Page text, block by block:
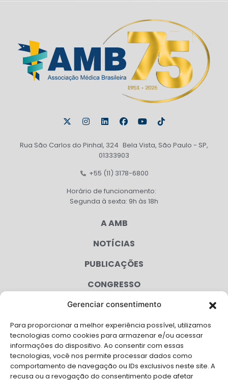
Gerenciar consentimento
Para proporcionar a melhor experiência possível, utilizamos
tecnologias como cookies para armazenar e/ou acessar
informações do dispositivo. Ao consentir com essas
tecnologias, você nos permite processar dados como
comportamento de navegação ou IDs exclusivos neste site. A
recusa ou a revogação do consentimento pode afetar
Rua São Carlos do Pinhal, 324 Bela Vista, São Paulo - SP,
01333903
+55 (11) 3178-6800
Horário de funcionamento:
Segunda à sexta: 9h às 18h
A AMB
NOTÍCIAS
PUBLICAÇÕES
CONGRESSO
AGENDA
CAMPANHAS
SERVIÇOS
FILIADAS